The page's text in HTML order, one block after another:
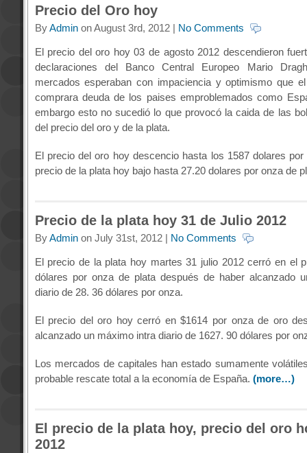
Precio del Oro hoy
ByAdminon August 3rd, 2012 | No Comments
El precio del oro hoy 03 de agosto 2012 descendieron
declaraciones del Banco Central Europeo Mario
mercados esperaban con impaciencia y optimismo que
comprara deuda de los paises emproblemados como
embargo esto no sucedió lo que provocó la caida de las
del precio del oro y de la plata.
El precio del oro hoy descencio hasta los 1587 dolares
precio de la plata hoy bajo hasta 27.20 dolares por onza de
Precio de la plata hoy 31 de Julio 2012
ByAdminon July 31st, 2012 | No Comments
El precio de la plata hoy martes 31 julio 2012 cerró en el
dólares por onza de plata después de haber alcanzado
diario de 28. 36 dólares por onza.
El precio del oro hoy cerró en $1614 por onza de oro
alcanzado un máximo intra diario de 1627. 90 dólares por
Los mercados de capitales han estado sumamente
probable rescate total a la economía de España. (more…)
El precio de la plata hoy, precio del oro
2012